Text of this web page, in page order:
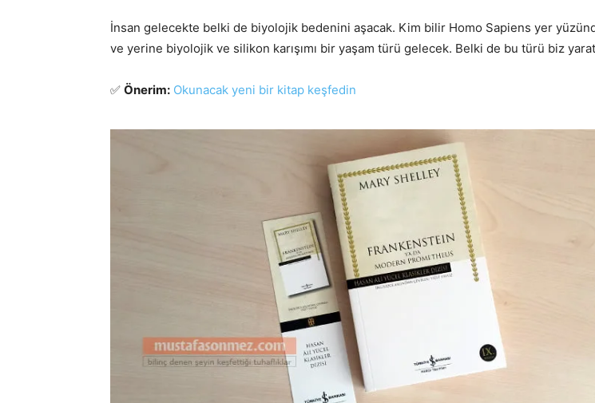
İnsan gelecekte belki de biyolojik bedenini aşacak. Kim bilir Homo Sapiens yer
ve yerine biyolojik ve silikon karışımı bir yaşam türü gelecek. Belki de bu türü biz
✅ Önerim: Okunacak yeni bir kitap keşfedin